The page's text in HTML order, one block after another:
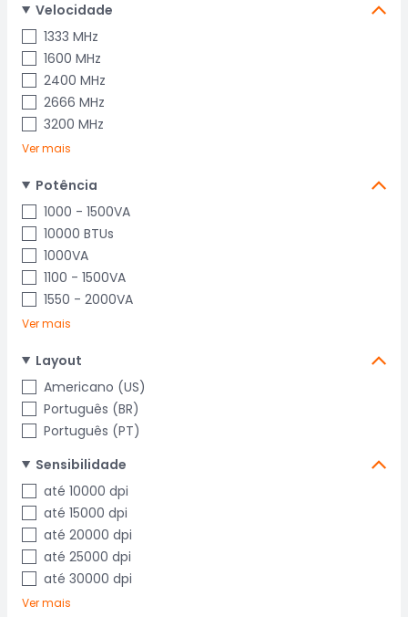
Velocidade
1333 MHz
1600 MHz
2400 MHz
2666 MHz
3200 MHz
Ver mais
Potência
1000 - 1500VA
10000 BTUs
1000VA
1100 - 1500VA
1550 - 2000VA
Ver mais
Layout
Americano (US)
Português (BR)
Português (PT)
Sensibilidade
até 10000 dpi
até 15000 dpi
até 20000 dpi
até 25000 dpi
até 30000 dpi
Ver mais